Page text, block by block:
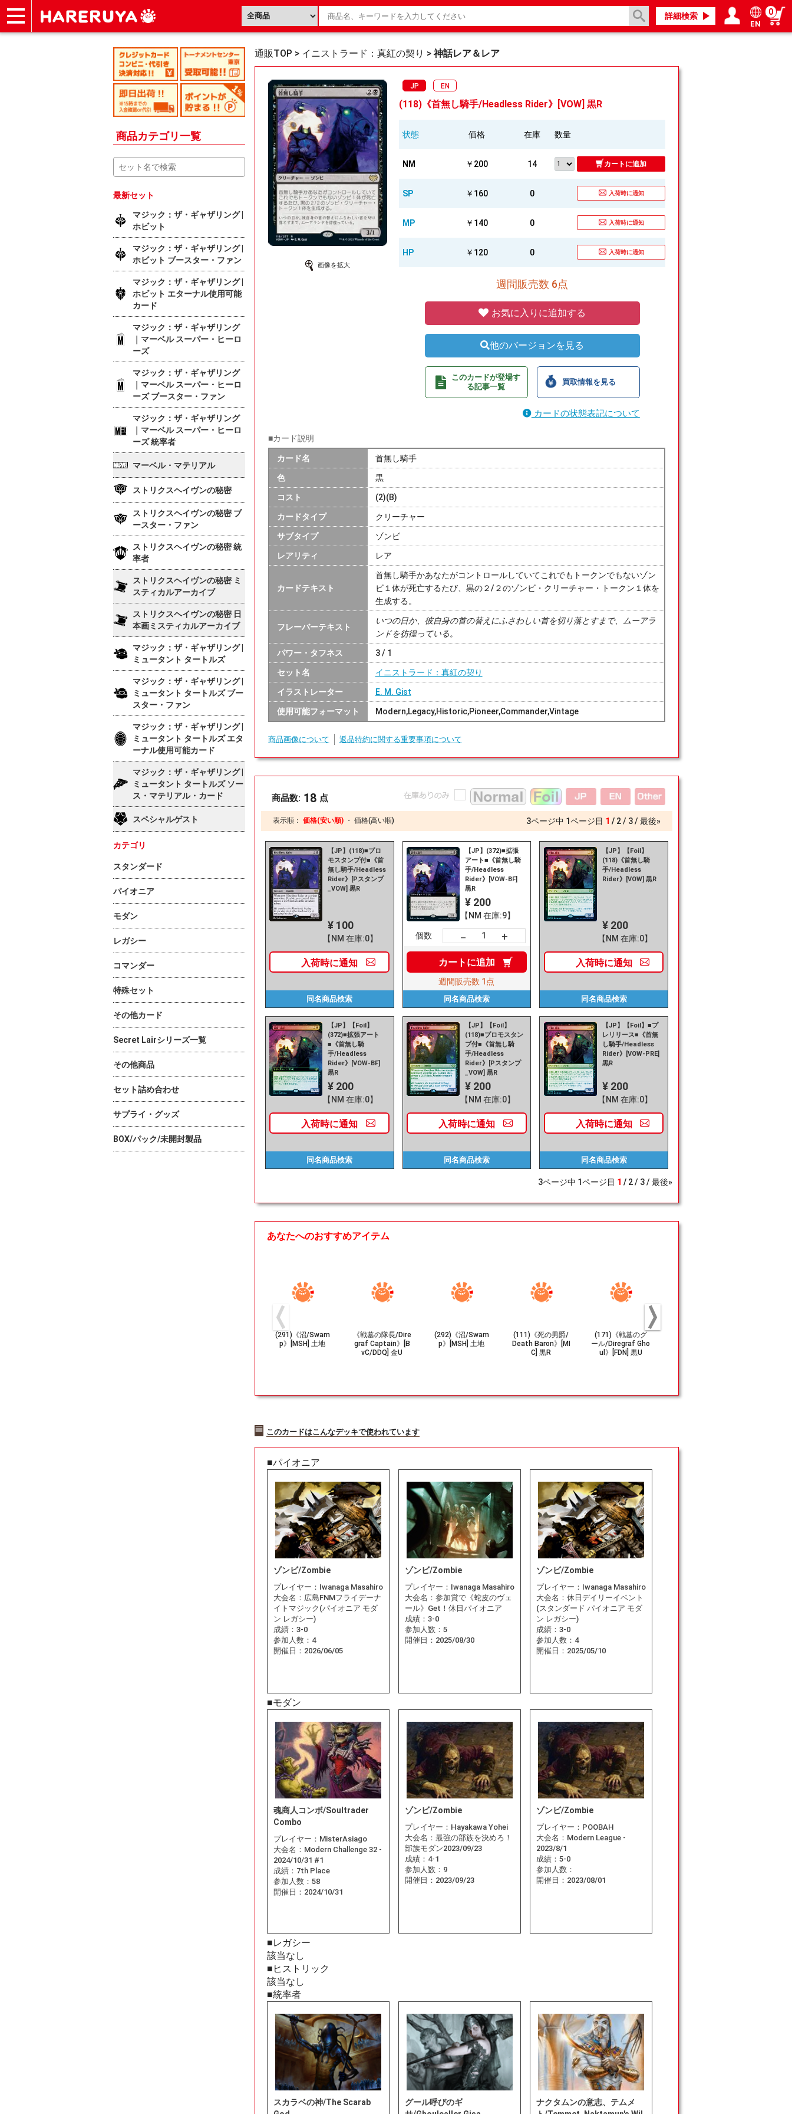
詳細検索
EN
0
商品カテゴリ一覧
通販TOP > イニストラード：真紅の契り > 神話レア＆レア
画像を拡大
JP EN
(118)《首無し騎手/Headless Rider》[VOW] 黒R
状態 価格 在庫 数量
NM ￥200 14 カートに追加
SP ￥160 0 入荷時に通知
MP ￥140 0 入荷時に通知
HP ￥120 0 入荷時に通知
週間販売数 6点
お気に入りに追加する
他のバージョンを見る
このカードが登場す
る記事一覧
買取情報を見る
カードの状態表記について
■カード説明
カード名 首無し騎手
色 黒
コスト (2)(B)
カードタイプ クリーチャー
サブタイプ ゾンビ
レアリティ レア
カードテキスト
首無し騎手かあなたがコントロールしていてこれでもトークンでもないゾン
ビ１体が死亡するたび、黒の２/２のゾンビ・クリーチャー・トークン１体を
生成する。
フレーバーテキスト
いつの日か、彼自身の首の替えにふさわしい首を切り落とすまで、ムーアラ
ンドを彷徨っている。
パワー・タフネス 3 / 1
セット名 イニストラード：真紅の契り
イラストレーター E. M. Gist
使用可能フォーマット Modern,Legacy,Historic,Pioneer,Commander,Vintage
商品画像について 返品特約に関する重要事項について
商品数: 18 点
表示順： 価格(安い順) ・ 価格(高い順) 3ページ中 1ページ目 1 2 3 最後»
【JP】(118)■プロ
モスタンプ付■《首
無し騎手/Headless
Rider》[Pスタンプ
_VOW] 黒R
¥ 100
【NM 在庫:0】
入荷時に通知
同名商品検索
【JP】(372)■拡張
アート■《首無し騎
手/Headless
Rider》[VOW-BF]
黒R
¥ 200
【NM 在庫:9】
個数 － +
カートに追加
週間販売数 1点
同名商品検索
【JP】【Foil】
(118)《首無し騎
手/Headless
Rider》[VOW] 黒R
¥ 200
【NM 在庫:0】
入荷時に通知
同名商品検索
【JP】【Foil】
(372)■拡張アート
■《首無し騎
手/Headless
Rider》[VOW-BF]
黒R
¥ 200
【NM 在庫:0】
入荷時に通知
同名商品検索
【JP】【Foil】
(118)■プロモスタン
プ付■《首無し騎
手/Headless
Rider》[Pスタンプ
_VOW] 黒R
¥ 200
【NM 在庫:0】
入荷時に通知
同名商品検索
【JP】【Foil】■プ
レリリース■《首無
し騎手/Headless
Rider》[VOW-PRE]
黒R
¥ 200
【NM 在庫:0】
入荷時に通知
同名商品検索
3ページ中 1ページ目 1 2 3 最後»
あなたへのおすすめアイテム
(291)《沼/Swam
p》[MSH] 土地
《戦墓の隊長/Dire
graf Captain》[B
vC/DDQ] 金U
(292)《沼/Swam
p》[MSH] 土地
(111)《死の男爵/
Death Baron》[MI
C] 黒R
(171)《戦墓のグ
ール/Diregraf Gho
ul》[FDN] 黒U
このカードはこんなデッキで使われています
■パイオニア
ゾンビ/Zombie
プレイヤー： Iwanaga Masahiro
大会名： 広島FNMフライデーナ
イトマジック(パイオニア モダ
ン レガシー)
成績： 3-0
参加人数： 4
開催日： 2026/06/05
ゾンビ/Zombie
プレイヤー： Iwanaga Masahiro
大会名： 参加賞で《蛇皮のヴェ
ール》Get！休日パイオニア
成績： 3-0
参加人数： 5
開催日： 2025/08/30
ゾンビ/Zombie
プレイヤー： Iwanaga Masahiro
大会名： 休日デイリーイベント
(スタンダード パイオニア モダ
ン レガシー)
成績： 3-0
参加人数： 4
開催日： 2025/05/10
■モダン
魂商人コンボ/Soultrader
Combo
プレイヤー： MisterAsiago
大会名： Modern Challenge 32 -
2024/10/31 #1
成績： 7th Place
参加人数： 58
開催日： 2024/10/31
ゾンビ/Zombie
プレイヤー： Hayakawa Yohei
大会名： 最強の部族を決めろ！
部族モダン2023/09/23
成績： 4-1
参加人数： 9
開催日： 2023/09/23
ゾンビ/Zombie
プレイヤー： POOBAH
大会名： Modern League -
2023/8/1
成績： 5-0
参加人数：
開催日： 2023/08/01
■レガシー
該当なし
■ヒストリック
該当なし
■統率者
スカラベの神/The Scarab
グール呼びのギ
ナクタムンの意志、テムメ